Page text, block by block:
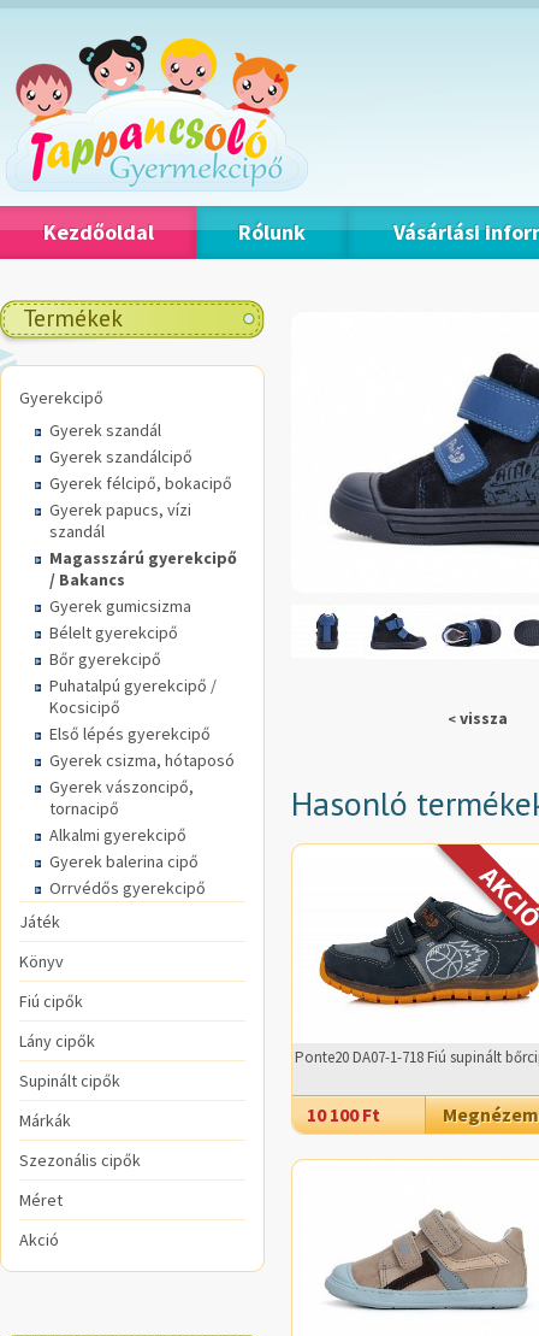
Kezdőoldal Rólunk Vásárlási
Termékek
Gyerekcipő
Gyerek szandál
Gyerek szandálcipő
Gyerek félcipő, bokacipő
Gyerek papucs, vízi
szandál
Magasszárú gyerekcipő
/ Bakancs
Gyerek gumicsizma
Bélelt gyerekcipő
Bőr gyerekcipő
Puhatalpú gyerekcipő /
Kocsicipő
Első lépés gyerekcipő
Gyerek csizma, hótaposó
Gyerek vászoncipő,
tornacipő
Alkalmi gyerekcipő
Gyerek balerina cipő
Orrvédős gyerekcipő
Játék
Könyv
Fiú cipők
Lány cipők
Supinált cipők
Márkák
Szezonális cipők
Méret
Akció
< vissza
Hasonló
Ponte20 DA07-1-718 Fiú supinált
10 100 Ft Megnézem